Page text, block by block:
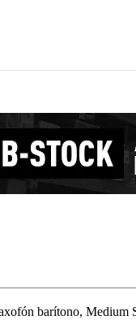
barítono, Medium